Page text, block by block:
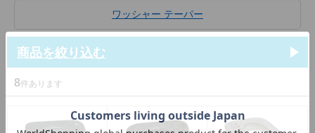
ワッシャー テーパー
商品を絞り込む
8件あります